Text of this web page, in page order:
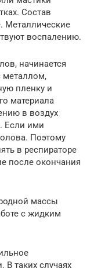
Состав
Металлические
воспалению.
начинается
металлом,
пленку и
материала
в воздух
Если ими
Поэтому
в респираторе
после окончания
массы
с жидким
В таких случаях